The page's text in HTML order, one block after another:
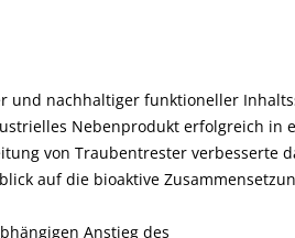
und nachhaltiger funktioneller
Nebenprodukt erfolgreich in
von Traubentrester verbesserte
auf die bioaktive
Anstieg des